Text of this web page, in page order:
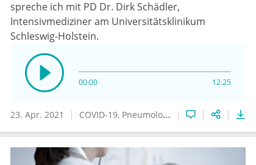
spreche ich mit PD Dr. Dirk Schädler,
Intensivmediziner am Universitätsklinikum
Schleswig-Holstein.
00:00 12:25
23. Apr. 2021 COVID-19 Pneumologie